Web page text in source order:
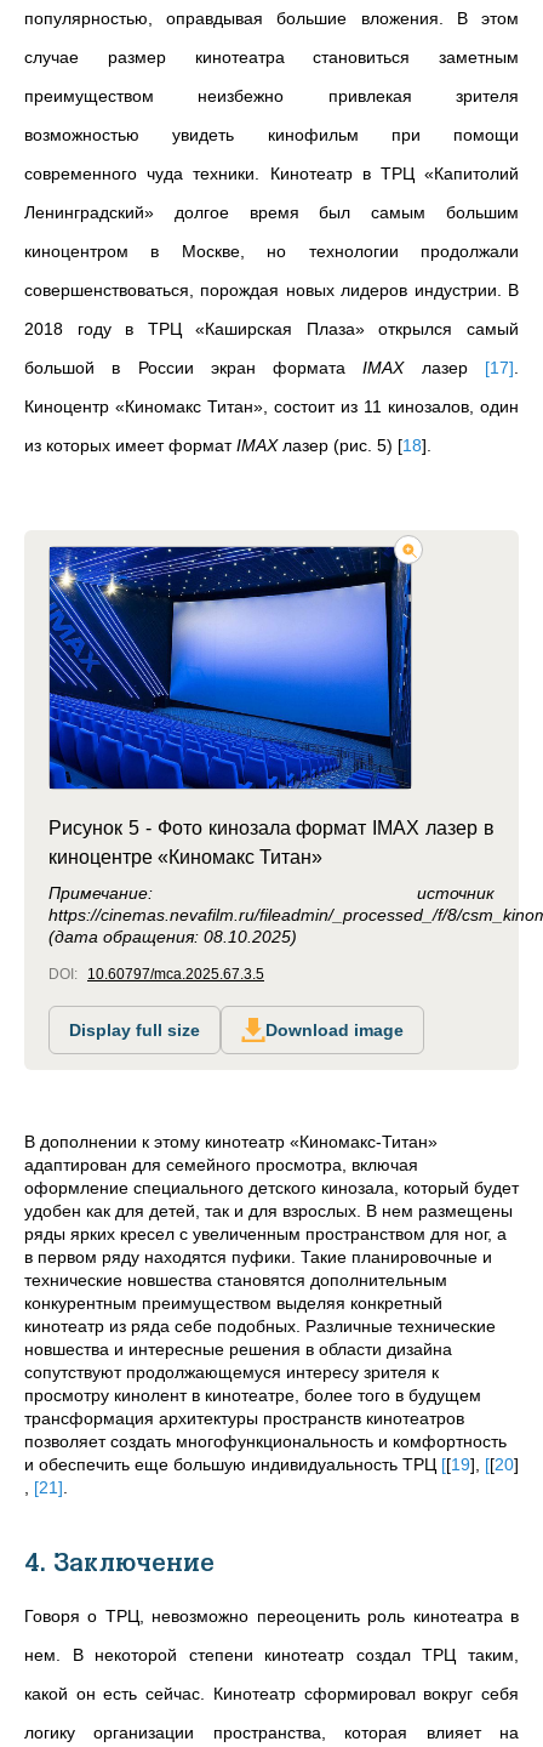
популярностью, оправдывая большие вложения. В этом
случае размер кинотеатра становиться заметным
преимуществом неизбежно привлекая зрителя
возможностью увидеть кинофильм при помощи
современного чуда техники.
Кинотеатр в ТРЦ «Капитолий
Ленинградский» долгое время был самым большим
киноцентром в Москве, но технологии продолжали
совершенствоваться, порождая новых лидеров индустрии. В
2018 году в ТРЦ «Каширская Плаза» открылся самый
большой в России экран форматаIMAXлазер [17]
Киноцентр «Киномакс Титан», состоит из 11 кинозалов, один
из которых имеет формат IMAXлазер (рис . 5) [18]
Рисунок 5 - Фото кинозала формат IMAX лазер в
киноцентре «Киномакс Титан»
Примечание: источник
https://cinemas.nevafilm.ru/fileadmin/_processed_/f/8/
(дата обращения: 08.10.2025)
DOI: 10.60797/mca.2025.67.3.5
Display full size Download image
В дополнении к этому кинотеатр «Киномакс-Титан»
адаптирован для семейного просмотра, включая
оформление специального детского кинозала, который будет
удобен как для детей, так и для взрослых. В нем размещены
ряды ярких кресел с увеличенным пространством для ног, а
в первом ряду находятся пуфики. Такие планировочные и
технические новшества становятся дополнительным
конкурентным преимуществом выделяя конкретный
кинотеатр из ряда себе подобных. Различные технические
новшества и интересные решения в области дизайна
сопутствуют продолжающемуся интересу зрителя к
просмотру кинолент в кинотеатре, более того в будущем
трансформация архитектуры пространств кинотеатров
позволяет создать многофункциональность и комфортность
и обеспечить еще большую индивидуальность ТРЦ [[19] [[20]
[21]
4. Заключение
Говоря о ТРЦ, невозможно переоценить роль кинотеатра в
нем. В некоторой степени кинотеатр создал ТРЦ таким,
какой он есть сейчас. Кинотеатр сформировал вокруг себя
логику организации пространства, которая влияет на